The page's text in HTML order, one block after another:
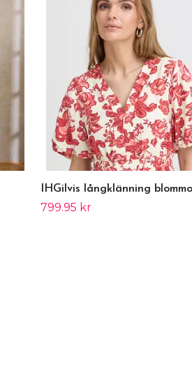
IHGilvis långklänning
799.95 kr